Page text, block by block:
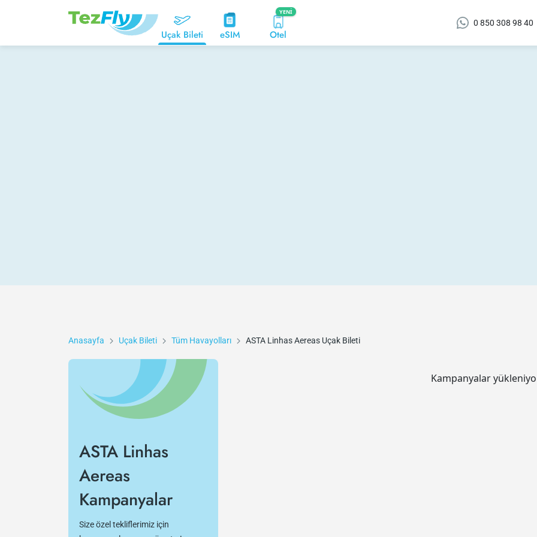
Uçak Bileti eSIM
YENI
Otel
0 850 308 98 40
Anasayfa Uçak Bileti Tüm Havayolları ASTA Linhas Aereas Uçak Bileti
ASTA Linhas
Aereas
Kampanyalar
Size özel tekliflerimiz için
Kampanyalar